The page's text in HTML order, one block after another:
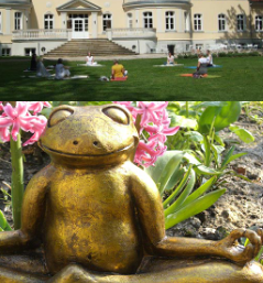
Saunstorf